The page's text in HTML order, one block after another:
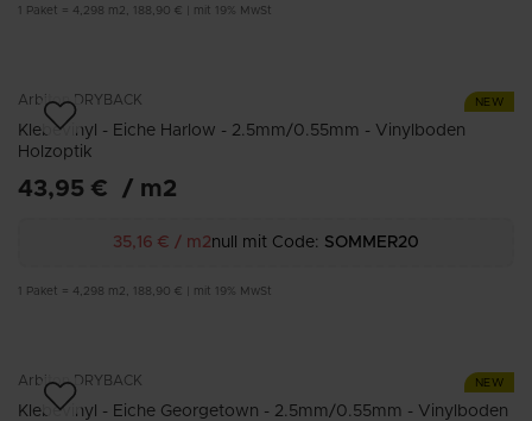
Paket = 4,298 m2 188,90 € mit 19% MwSt
NEW
Arbiton DRYBACK
Klebevinyl - Eiche Harlow - 2.5mm/0.55mm - Vinylboden
Holzoptik
43,95 € / m2
35,16 € / m2null mit Code: SOMMER20
Paket = 4,298 m2 188,90 € mit 19% MwSt
NEW
Arbiton DRYBACK
Klebevinyl - Eiche Georgetown - 2.5mm/0.55mm - Vinylboden